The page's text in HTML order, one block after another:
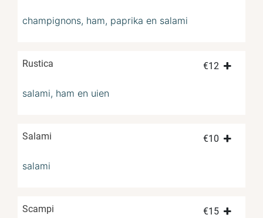
champignons, ham, paprika en salami
Rustica €12
salami, ham en uien
Salami €10
salami
Scampi €15